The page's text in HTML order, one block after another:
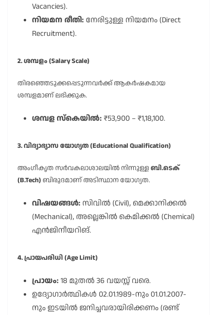
Vacancies).
നിയമന രീതി: നേരിട്ടുള്ള നിയമനം (Direct
Recruitment).
2. ശമ്പളം (Salary Scale)
തിരഞ്ഞെടുക്കപ്പെടുന്നവർക്ക് ആകർഷകമായ
ശമ്പളമാണ് ലഭിക്കുക.
ശമ്പള സ്കെയിൽ:₹53,900 – ₹1,18,100.
3. വിദ്യാഭ്യാസ യോഗ്യത (Educational Qualification)
അംഗീകൃത സർവകലാശാലയിൽ നിന്നുള്ള ബി.ടെക്
(B.Tech) ബിരുദമാണ് അടിസ്ഥാന യോഗ്യത.
വിഷയങ്ങൾ: സിവിൽ (Civil), മെക്കാനിക്കൽ
(Mechanical), അല്ലെങ്കിൽ കെമിക്കൽ (Chemical)
എൻജിനീയറിങ്.
4. പ്രായപരിധി (Age Limit)
പ്രായം:18 മുതൽ 36 വയസ്സ് വരെ.
ഉദ്യോഗാർത്ഥികൾ 02.01.1989-നും 01.01.2007-
നും ഇടയിൽ ജനിച്ചവരായിരിക്കണം (രണ്ട്